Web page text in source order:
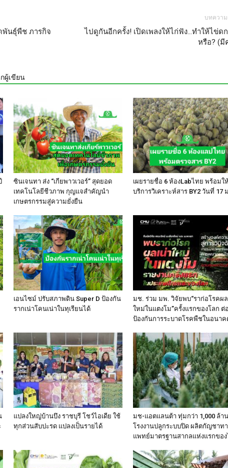
พันธุ์พืช ภารกิจ
บทความ
ไปดูกันอีกครั้ง! เปิดเพลงให้ไก่ฟัง…ทำให้ไข่ด
หรือ? (มี
ผู้เขียน
ซินเจนทา ส่ง “เกียพาวเวอร์” สุดยอด
เทคโนโลยีชีวภาพ กุญแจสำคัญนำ
เกษตรกรรมสู่ความยั่งยืน
เผยรายชื่อ 6 ห้องLabไทย พร้อมให้
บริการวิเคราะห์สาร BY2 วันที่ 17
เอนไซม์ ปรับสภาพดิน Super D ป้องกัน
รากเน่าโคนเน่าในทุเรียนได้
มช. ร่วม มพ. วิจัยพบ“ราก่อโรคผล
ใหม่ในแตงโม”ครั้งแรกของโลก ต่
ป้องกันการระบาดโรคพืชในอนาค
แปลงใหญ่บ้านบึง ราชบุรี โชว์ไอเดีย ใช้
ทุกส่วนสับปะรด แปลงเป็นรายได้
มช-แอตแลนต้า ทุ่มกว่า 1,000 ล้า
โรงงานปลูกระบบปิด ผลิตกัญชาท
แพทย์มาตรฐานสากลแห่งแรกขอ